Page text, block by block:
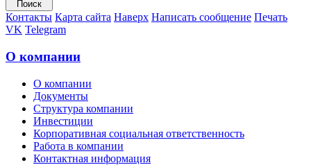
Контакты Карта сайта Наверх Написать сообщение Печать
VK Telegram
О компании
О компании
Документы
Структура компании
Инвестиции
Корпоративная социальная ответственность
Работа в компании
Контактная информация